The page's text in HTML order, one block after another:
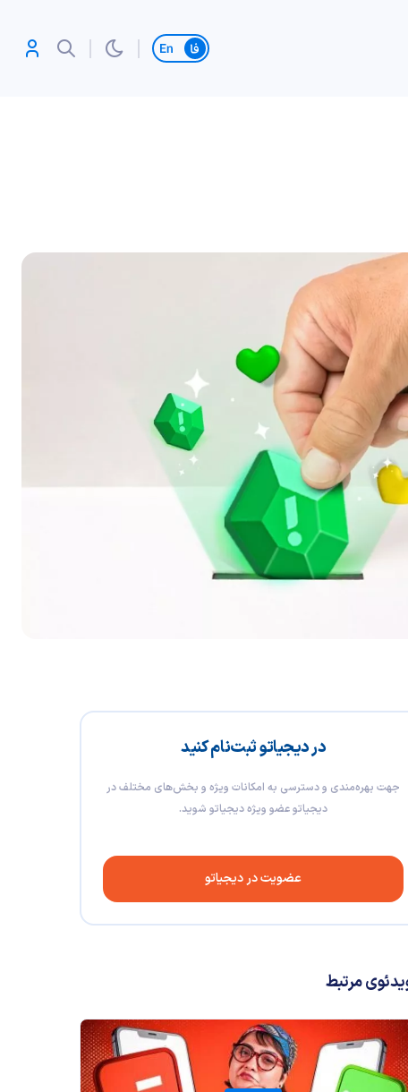
تغییر زبان
در دیجیاتو ثبت‌نام کنید
جهت بهره‌مندی و دسترسی به امکانات ویژه و بخش‌های مختلف در
دیجیاتو عضو ویژه دیجیاتو شوید.
عضویت در دیجیاتو
مرتبط